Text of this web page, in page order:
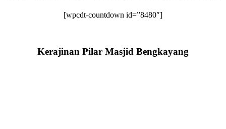
[wpcdt-countdown id=”8480″]
Kerajinan Pilar Masjid Bengkayang